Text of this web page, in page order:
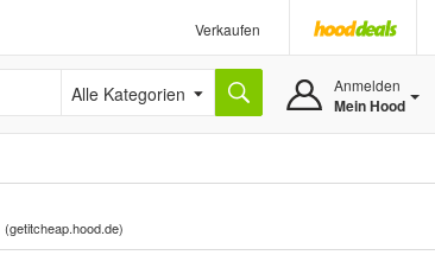
Verkaufen
Alle Kategorien Anmelden
Mein Hood
(getitcheap.hood.de)